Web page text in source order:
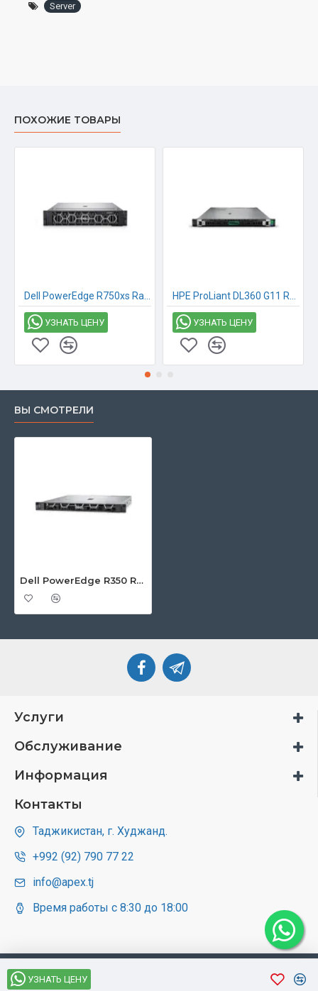
УЗНАТЬ ЦЕНУ
Server
ПОХОЖИЕ ТОВАРЫ
УЗНАТЬ ЦЕНУ УЗНАТЬ ЦЕНУ
ВЫ СМОТРЕЛИ
Dell PowerEdge R350 Rack Server | Intel Xeon E-2314 | 16 GB | 1.2TB | 700 W
Услуги
Обслуживание
Информация
Контакты
Таджикистан, г. Худжанд.
+992 (92) 790 77 22
info@apex.tj
Время работы с 8:30 до 18:00